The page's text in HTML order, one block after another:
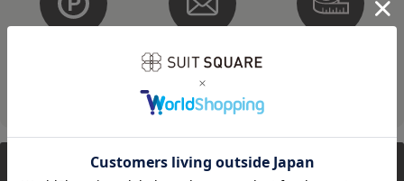
メルマガ配信
そのほかにもさまざまなキャンペーンを予定しています。
新規会員登録